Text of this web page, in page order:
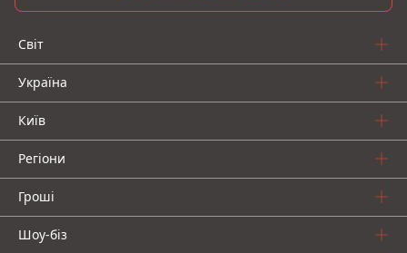
Світ
Україна
Київ
Регіони
Гроші
Шоу-біз